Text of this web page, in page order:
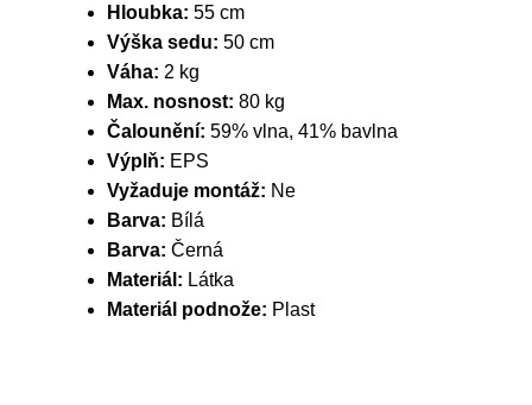
Hloubka: 55 cm
Výška sedu: 50 cm
Váha: 2 kg
Max. nosnost: 80 kg
Čalounění: 59% vlna, 41% bavlna
Výplň: EPS
Vyžaduje montáž: Ne
Barva: Bílá
Barva: Černá
Materiál: Látka
Materiál podnože: Plast